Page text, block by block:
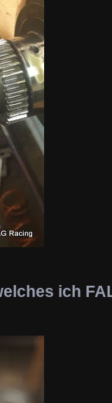
ich